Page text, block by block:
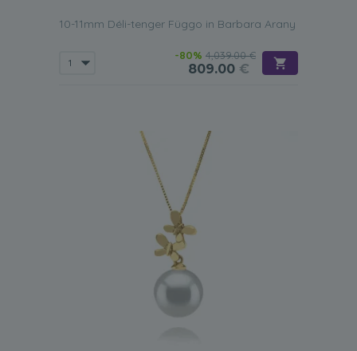
10-11mm Déli-tenger Függo in Barbara Arany
-80% 4,039.00 €
809.00 €